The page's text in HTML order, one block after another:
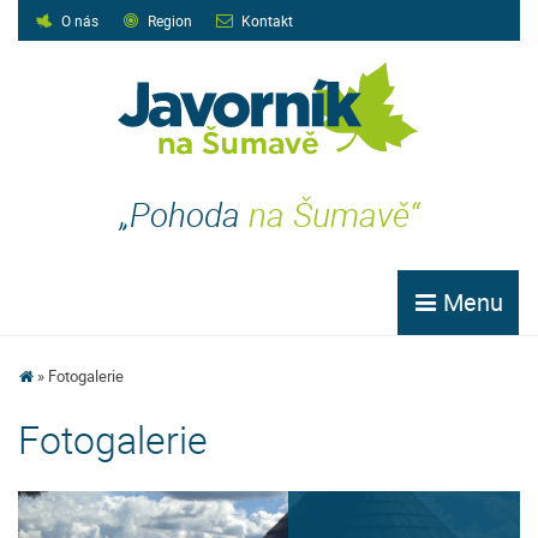
O nás Region Kontakt
„Pohoda na Šumavě“
Menu
Fotogalerie
Fotogalerie